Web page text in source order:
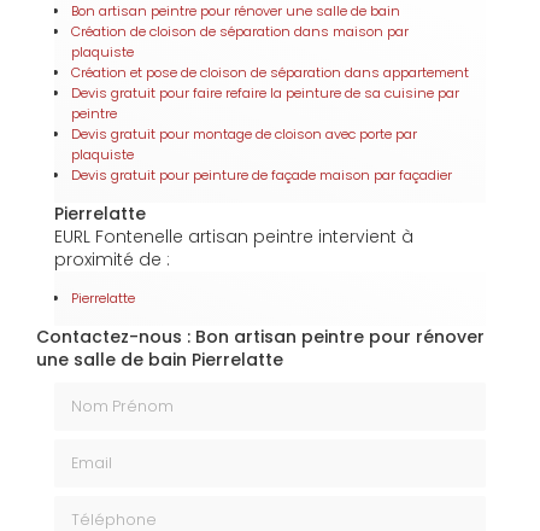
Bon artisan peintre pour rénover une salle de bain
Création de cloison de séparation dans maison par
plaquiste
Création et pose de cloison de séparation dans appartement
Devis gratuit pour faire refaire la peinture de sa cuisine par
peintre
Devis gratuit pour montage de cloison avec porte par
plaquiste
Devis gratuit pour peinture de façade maison par façadier
Pierrelatte
EURL Fontenelle artisan peintre intervient à
proximité de :
Pierrelatte
Contactez-nous : Bon artisan peintre pour rénover
une salle de bain Pierrelatte